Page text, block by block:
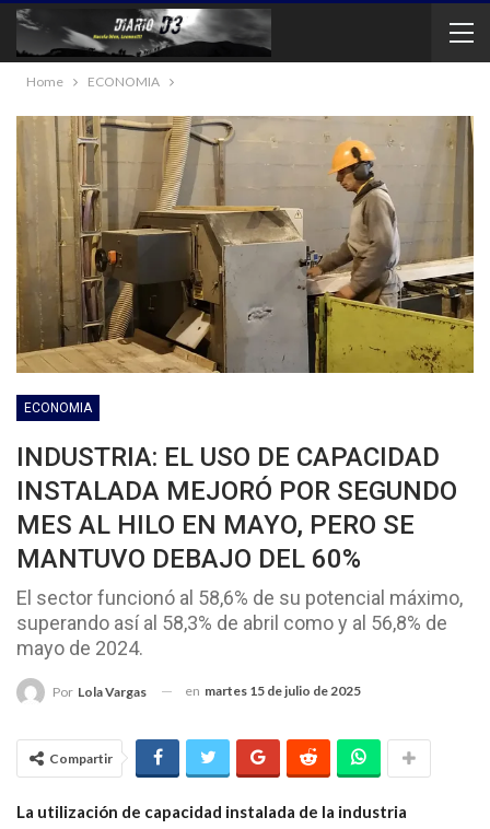
Home ECONOMIA
ECONOMIA
INDUSTRIA: EL USO DE CAPACIDAD
INSTALADA MEJORÓ POR SEGUNDO
MES AL HILO EN MAYO, PERO SE
MANTUVO DEBAJO DEL 60%
El sector funcionó al 58,6% de su potencial máximo,
superando así al 58,3% de abril como y al 56,8% de
mayo de 2024.
Por Lola Vargas en martes 15 de julio de 2025
Compartir
La utilización de capacidad instalada de la industria